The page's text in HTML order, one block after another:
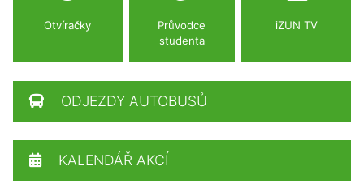
Otvíračky
Průvodce
studenta
iZUN TV
ODJEZDY AUTOBUSŮ
KALENDÁŘ AKCÍ